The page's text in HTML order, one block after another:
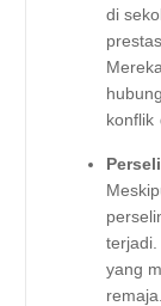
di
konflik
yang
remaja.